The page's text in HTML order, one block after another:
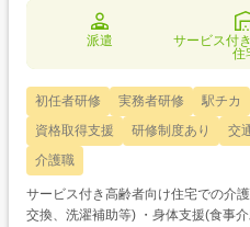
派遣
サービス付
住
初任者研修 実務者研修 駅チカ
資格取得支援
研修制度あり 交
介護職
サービス付き高齢者向け住宅での介護業務 ・生活支援(居室清掃
交換、洗濯補助等) ・身体支援(食事